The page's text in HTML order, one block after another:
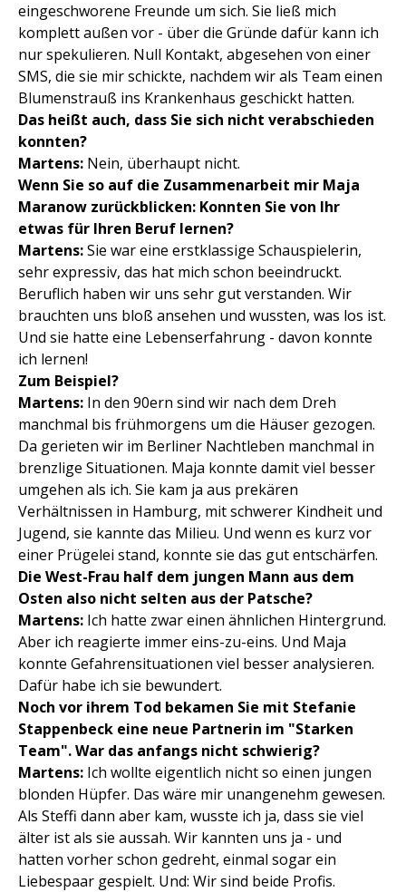
eingeschworene Freunde um sich. Sie ließ mich
komplett außen vor - über die Gründe dafür kann ich
nur spekulieren. Null Kontakt, abgesehen von einer
SMS, die sie mir schickte, nachdem wir als Team einen
Blumenstrauß ins Krankenhaus geschickt hatten.
Das heißt auch, dass Sie sich nicht verabschieden
konnten?
Martens: Nein, überhaupt nicht.
Wenn Sie so auf die Zusammenarbeit mir Maja
Maranow zurückblicken: Konnten Sie von Ihr
etwas für Ihren Beruf lernen?
Martens:Sie war eine erstklassige Schauspielerin,
sehr expressiv, das hat mich schon beeindruckt.
Beruflich haben wir uns sehr gut verstanden. Wir
brauchten uns bloß ansehen und wussten, was los ist.
Und sie hatte eine Lebenserfahrung - davon konnte
ich lernen!
Zum Beispiel?
Martens: In den 90ern sind wir nach dem Dreh
manchmal bis frühmorgens um die Häuser gezogen.
Da gerieten wir im Berliner Nachtleben manchmal in
brenzlige Situationen. Maja konnte damit viel besser
umgehen als ich. Sie kam ja aus prekären
Verhältnissen in Hamburg, mit schwerer Kindheit und
Jugend, sie kannte das Milieu. Und wenn es kurz vor
einer Prügelei stand, konnte sie das gut entschärfen.
Die West-Frau half dem jungen Mann aus dem
Osten also nicht selten aus der Patsche?
Martens: Ich hatte zwar einen ähnlichen Hintergrund.
Aber ich reagierte immer eins-zu-eins. Und Maja
konnte Gefahrensituationen viel besser analysieren.
Dafür habe ich sie bewundert.
Noch vor ihrem Tod bekamen Sie mit Stefanie
Stappenbeck eine neue Partnerin im "Starken
Team". War das anfangs nicht schwierig?
Martens: Ich wollte eigentlich nicht so einen jungen
blonden Hüpfer. Das wäre mir unangenehm gewesen.
Als Steffi dann aber kam, wusste ich ja, dass sie viel
älter ist als sie aussah. Wir kannten uns ja - und
hatten vorher schon gedreht, einmal sogar ein
Liebespaar gespielt. Und: Wir sind beide Profis.